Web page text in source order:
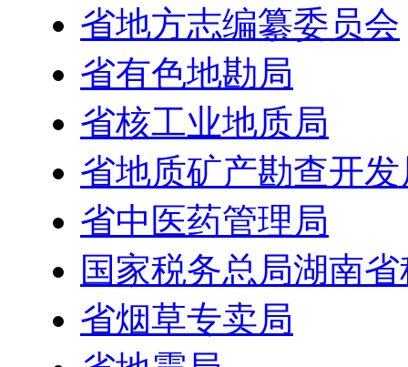
省地方志编纂委员会
省有色地勘局
省核工业地质局
省地质矿产勘查开发
省中医药管理局
国家税务总局湖南
省烟草专卖局